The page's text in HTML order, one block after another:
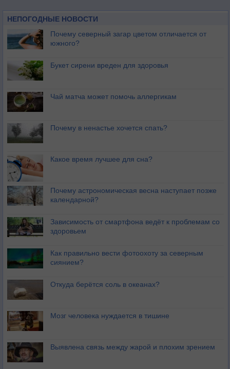
НЕПОГОДНЫЕ НОВОСТИ
Почему северный загар цветом отличается от
южного?
Букет сирени вреден для здоровья
Чай матча может помочь аллергикам
Почему в ненастье хочется спать?
Какое время лучшее для сна?
Почему астрономическая весна наступает позже
календарной?
Зависимость от смартфона ведёт к проблемам со
здоровьем
Как правильно вести фотоохоту за северным
сиянием?
Откуда берётся соль в океанах?
Мозг человека нуждается в тишине
Выявлена связь между жарой и плохим зрением